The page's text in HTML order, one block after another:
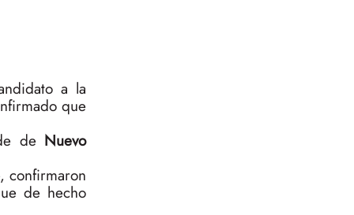
a la
que
de Nuevo
confirmaron
de hecho